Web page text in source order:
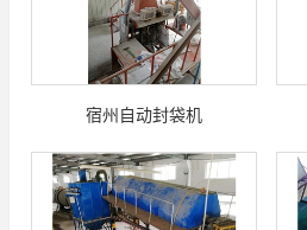
宿州自动封袋机